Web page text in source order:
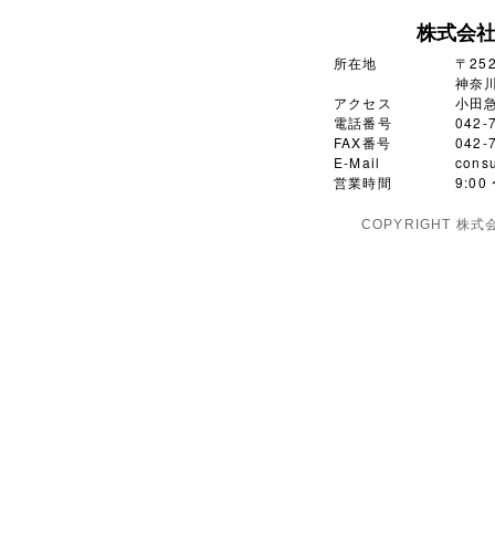
株式会
所在地
〒
神奈
アクセス
小田
電話番号
042-
FAX番号
042-
E-Mail
営業時間
9:00
COPYRIGHT 株式